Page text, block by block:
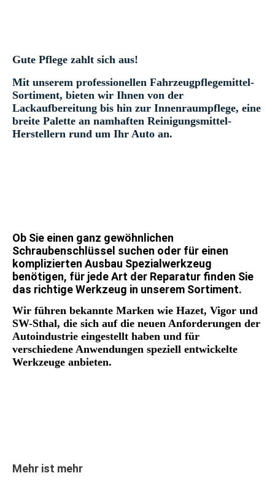
Gute Pflege zahlt sich aus!
Mit unserem professionellen Fahrzeugpflegemittel-
Sortiment, bieten wir Ihnen von der
Lackaufbereitung bis hin zur Innenraumpflege, eine
breite Palette an namhaften Reinigungsmittel-
Herstellern rund um Ihr Auto an.
Ob Sie einen ganz gewöhnlichen
Schraubenschlüssel suchen oder für einen
komplizierten Ausbau Spezialwerkzeug
benötigen, für jede Art der Reparatur finden Sie
das richtige Werkzeug in unserem Sortiment.
Wir führen bekannte Marken wie Hazet, Vigor und
SW-Sthal, die sich auf die neuen Anforderungen der
Autoindustrie eingestellt haben und für
verschiedene Anwendungen speziell entwickelte
Werkzeuge anbieten.
Mehr ist mehr